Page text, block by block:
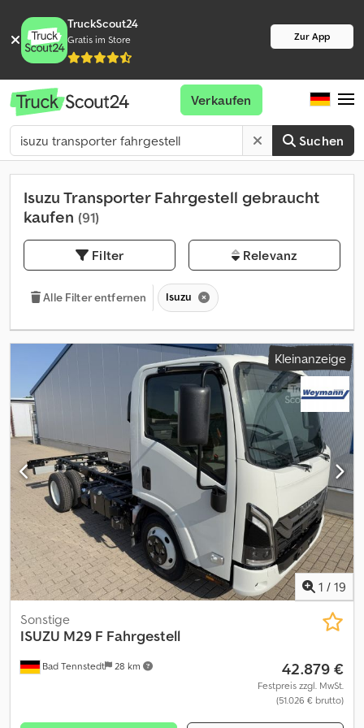
TruckScout24
Gratis im Store Zur App
Suchen
Verkaufen
Isuzu Transporter Fahrgestell gebraucht
kaufen (91)
Filter Relevanz
Alle Filter entfernen Isuzu
Kleinanzeige
1 / 19
Bad Tennstedt 28 km
Sonstige
ISUZU M29 F Fahrgestell
42.879 €
Festpreis zzgl. MwSt.
(51.026 € brutto)